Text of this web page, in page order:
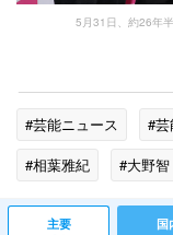
5月31日、約26年
#芸能ニュース #
#相葉雅紀
#大野智
#エンタメ・芸能ニュ
主要 国